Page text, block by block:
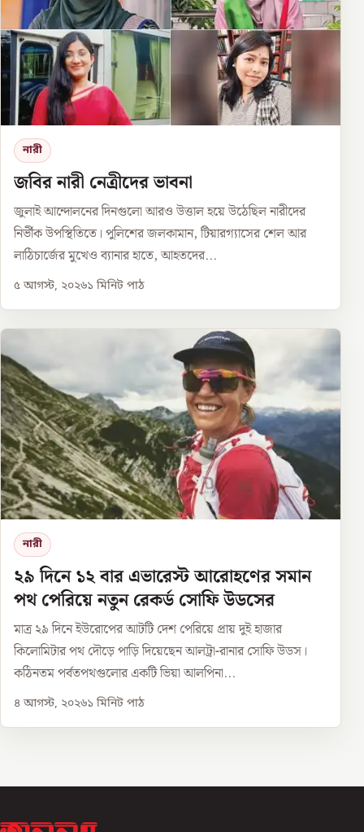
নারী
জবির নারী নেত্রীদের ভাবনা
জুলাই আন্দোলনের দিনগুলো আরও উত্তাল হয়ে উঠেছিল নারীদের
নির্ভীক উপস্থিতিতে। পুলিশের জলকামান, টিয়ারগ্যাসের শেল আর
লাঠিচার্জের মুখেও ব্যানার হাতে, আহতদের...
৫ আগস্ট, ২০২৬১ মিনিট পাঠ
নারী
২৯ দিনে ১২ বার এভারেস্ট আরোহণের সমান
পথ পেরিয়ে নতুন রেকর্ড সোফি উডসের
মাত্র ২৯ দিনে ইউরোপের আটটি দেশ পেরিয়ে প্রায় দুই হাজার
কিলোমিটার পথ দৌড়ে পাড়ি দিয়েছেন আলট্রা-রানার সোফি উডস।
কঠিনতম পর্বতপথগুলোর একটি ভিয়া আলপিনা...
৪ আগস্ট, ২০২৬১ মিনিট পাঠ